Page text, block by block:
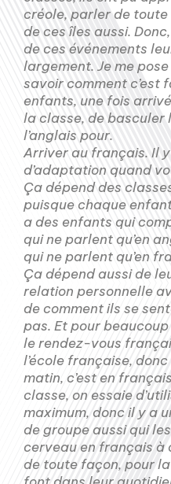
créole, parler de toute
de ces îles aussi.
de ces événements
largement. Je me
savoir comment c’est
enfants, une fois
la classe, de
l’anglais pour.
Arriver au français. Il
d’adaptation quand
Ça dépend des
puisque chaque
a des enfants qui
qui ne parlent qu’en
qui ne parlent qu’en
Ça dépend aussi de
relation personnelle
de comment ils se
pas. Et pour beaucoup
le rendez-vous
l’école française,
matin, c’est en
classe, on essaie
maximum, donc il y a
de groupe aussi qui
cerveau en français à
de toute façon, pour la